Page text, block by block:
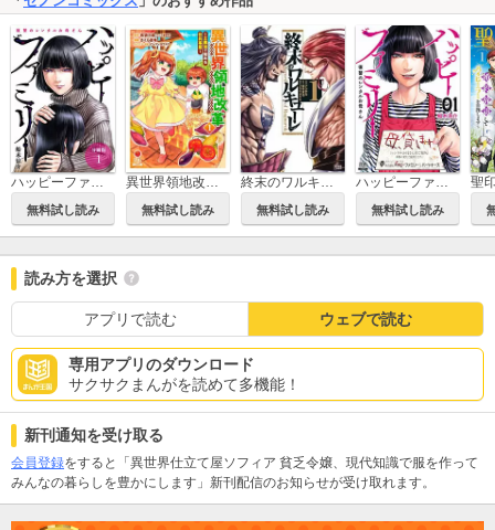
ハッピーファミリー 復讐のレンタルお母さん 分冊版
無料試し読み
異世界領地改革～土魔法で始める公共事業～
無料試し読み
終末のワルキューレ
無料試し読み
ハッピーファミリー 復讐のレンタルお母さん
無料試し読み
読み方を選択
アプリで読む ウェブで読む
専用アプリのダウンロード
サクサクまんがを読めて多機能！
新刊通知を受け取る
会員登録をすると「異世界仕立て屋ソフィア 貧乏令嬢、現代知識で服を作って
みんなの暮らしを豊かにします」新刊配信のお知らせが受け取れます。